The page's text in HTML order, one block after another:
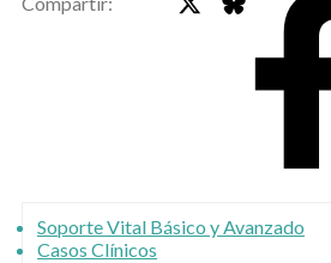
Soporte Vital Básico y Avanzado
Casos Clínicos